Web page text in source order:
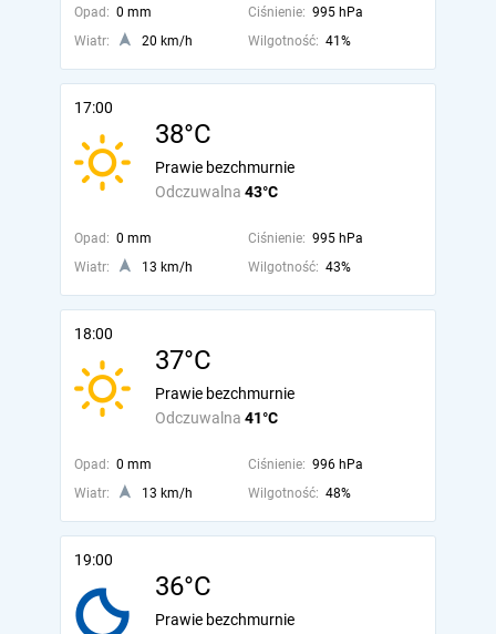
Opad: 0 mm Ciśnienie: 995 hPa
Wiatr:
20 km/h Wilgotność: 41%
17:00
38°C
Odczuwalna 43°C
Prawie bezchmurnie
Opad: 0 mm Ciśnienie: 995 hPa
Wiatr:
13 km/h Wilgotność: 43%
18:00
37°C
Odczuwalna 41°C
Prawie bezchmurnie
Opad: 0 mm Ciśnienie: 996 hPa
Wiatr:
13 km/h Wilgotność: 48%
19:00
36°C
Prawie bezchmurnie